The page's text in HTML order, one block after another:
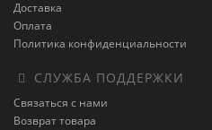
Доставка
Оплата
Политика конфиденциальности
СЛУЖБА ПОДДЕРЖКИ
Связаться с нами
Возврат товара